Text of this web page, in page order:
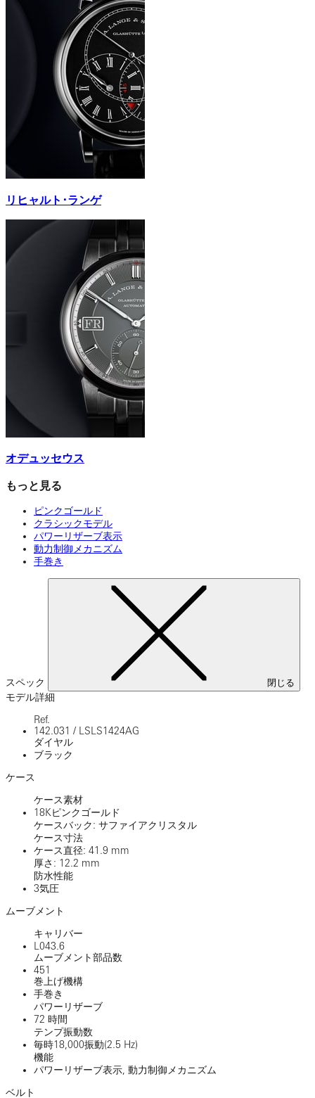
リヒャルト･ランゲ
オデュッセウス
もっと見る
ピンクゴールド
クラシックモデル
パワーリザーブ表示
動力制御メカニズム
手巻き
スペック 閉じる
モデル詳細
Ref.
142.031 /
LSLS1424AG
ダイヤル
ブラック
ケース
ケース素材
18Kピンクゴールド
ケースバック: サファイアクリスタル
ケース寸法
ケース直径: 41.9 mm
厚さ: 12.2 mm
防水性能
3気圧
ムーブメント
キャリバー
L043.6
ムーブメント部品数
451
巻上げ機構
手巻き
パワーリザーブ
72 時間
テンプ振動数
毎時18,000振動(2.5 Hz)
機能
パワーリザーブ表示, 動力制御メカニズム
ベルト